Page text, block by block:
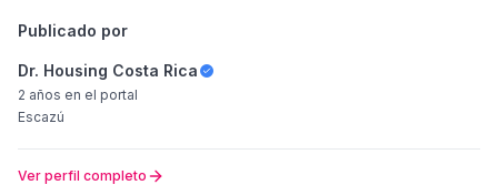
Publicado por
Dr. Housing Costa Rica
2 años en el portal
Escazú
Ver perfil completo